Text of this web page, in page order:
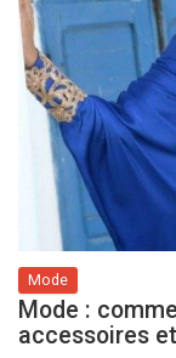
Mode
Mode :
accessoires